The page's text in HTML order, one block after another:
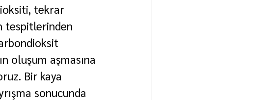
tekrar
tespitlerinden
oluşum aşmasına
Bir kaya
sonucunda